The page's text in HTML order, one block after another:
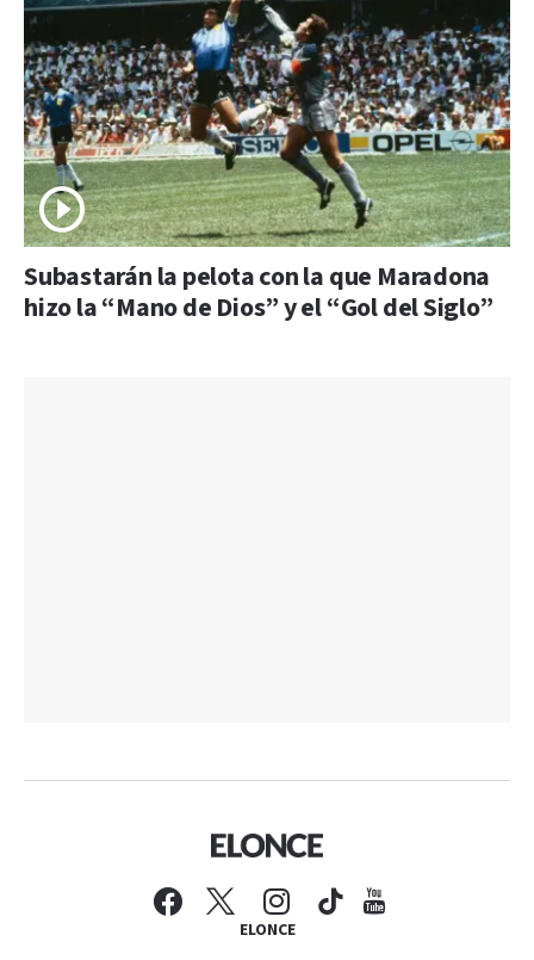
Subastarán la pelota con la que Maradona
hizo la “Mano de Dios” y el “Gol del Siglo”
ELONCE